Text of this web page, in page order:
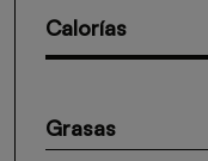
Calorías
Grasas